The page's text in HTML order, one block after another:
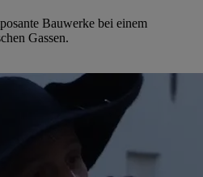
Bauwerke bei einem
Gassen.